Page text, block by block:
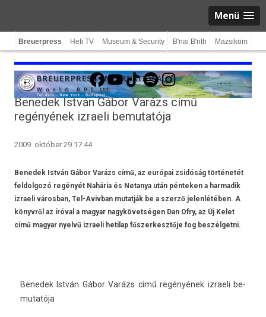
Menü
Breuerpress Heti TV Museum & Security B'nai B'rith Mazsiköm
Facebook
YouTube
TikTokSpotifyInstagram
Benedek István Gábor Varázs című
regényének izraeli bemutatója
2009. október 29 17:44
Benedek István Gábor Varázs című, az európai zsidóság történetét
feldolgozó regényét Nahária és Netanya után pénteken a harmadik
izraeli városban, Tel-Avivban mutatják be a szerző jelenlétében. A
könyvről az íróval a magyar nagykövetségen Dan Ofry, az Új Kelet
című magyar nyelvű izraeli hetilap főszerkesztője fog beszélgetni.
Be­nedek István Gábor Varázs című regényének iz­raeli be­
mutatója